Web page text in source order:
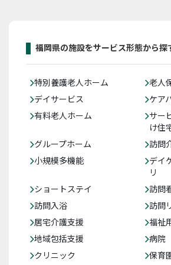
福岡県の施設をサービス形態から探
特別養護老人ホーム
老人
デイサービス
ケア
有料老人ホーム
サー
け住
グループホーム
訪問
小規模多機能
デイ
リ
ショートステイ
訪問
訪問入浴
訪問
居宅介護支援
福祉
地域包括支援
病院
クリニック
保育